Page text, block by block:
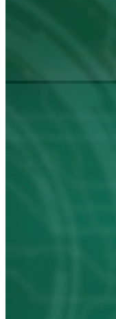
Все права защищены.